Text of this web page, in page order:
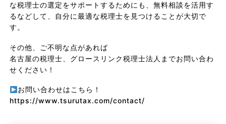
な税理士の選定をサポートするためにも、無料相談を活用す
るなどして、自分に最適な税理士を見つけることが大切で
す。
その他、ご不明な点があれば
名古屋の税理士、グロースリンク税理士法人までお問い合わ
せください！
お問い合わせはこちら！
https://www.tsurutax.com/contact/